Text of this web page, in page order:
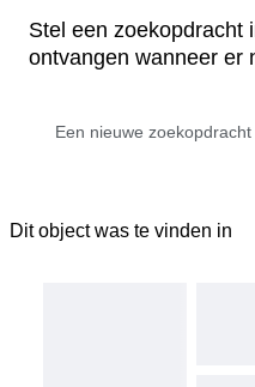
Stel een zoekopdracht
ontvangen wanneer er
Dit object was te vinden in